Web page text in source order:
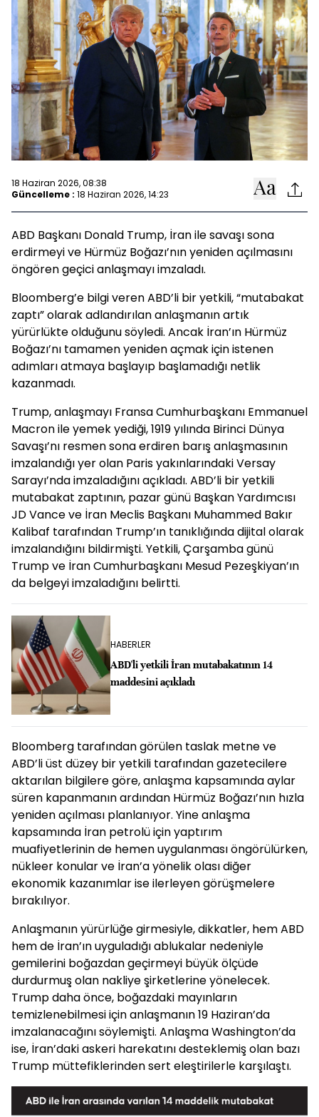
18 Haziran 2026, 08:38
Güncelleme : 18 Haziran 2026, 14:23
ABD Başkanı Donald Trump, İran ile savaşı sona
erdirmeyi ve Hürmüz Boğazı’nın yeniden açılmasını
öngören geçici anlaşmayı imzaladı.
Bloomberg’e bilgi veren ABD’li bir yetkili, “mutabakat
zaptı” olarak adlandırılan anlaşmanın artık
yürürlükte olduğunu söyledi. Ancak İran’ın Hürmüz
Boğazı’nı tamamen yeniden açmak için istenen
adımları atmaya başlayıp başlamadığı netlik
kazanmadı.
Trump, anlaşmayı Fransa Cumhurbaşkanı Emmanuel
Macron ile yemek yediği, 1919 yılında Birinci Dünya
Savaşı’nı resmen sona erdiren barış anlaşmasının
imzalandığı yer olan Paris yakınlarındaki Versay
Sarayı’nda imzaladığını açıkladı. ABD’li bir yetkili
mutabakat zaptının, pazar günü Başkan Yardımcısı
JD Vance ve İran Meclis Başkanı Muhammed Bakır
Kalibaf tarafından Trump’ın tanıklığında dijital olarak
imzalandığını bildirmişti. Yetkili, Çarşamba günü
Trump ve İran Cumhurbaşkanı Mesud Pezeşkiyan’ın
da belgeyi imzaladığını belirtti.
HABERLER
ABD'li yetkili İran mutabakatının 14
maddesini açıkladı
Bloomberg tarafından görülen taslak metne ve
ABD’li üst düzey bir yetkili tarafından gazetecilere
aktarılan bilgilere göre, anlaşma kapsamında aylar
süren kapanmanın ardından Hürmüz Boğazı’nın hızla
yeniden açılması planlanıyor. Yine anlaşma
kapsamında İran petrolü için yaptırım
muafiyetlerinin de hemen uygulanması öngörülürken,
nükleer konular ve İran’a yönelik olası diğer
ekonomik kazanımlar ise ilerleyen görüşmelere
bırakılıyor.
Anlaşmanın yürürlüğe girmesiyle, dikkatler, hem ABD
hem de İran’ın uyguladığı ablukalar nedeniyle
gemilerini boğazdan geçirmeyi büyük ölçüde
durdurmuş olan nakliye şirketlerine yönelecek.
Trump daha önce, boğazdaki mayınların
temizlenebilmesi için anlaşmanın 19 Haziran’da
imzalanacağını söylemişti. Anlaşma Washington’da
ise, İran’daki askeri harekatını desteklemiş olan bazı
Trump müttefiklerinden sert eleştirilerle karşılaştı.